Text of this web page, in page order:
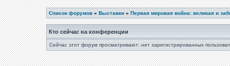
Список форумов » Выставки » Первая мировая война: великая и
Кто сейчас на конференции
Сейчас этот форум просматривают: нет зарегистрированных